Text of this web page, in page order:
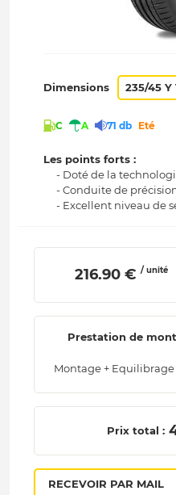
Dimensions 235/45 Y
C A 71 db Eté
Les points forts :
- Doté de la
- Conduite de
- Excellent niveau de
216.90 € / unité
Prestation de
Montage + Equilibrage
Prix total :
RECEVOIR PAR MAIL